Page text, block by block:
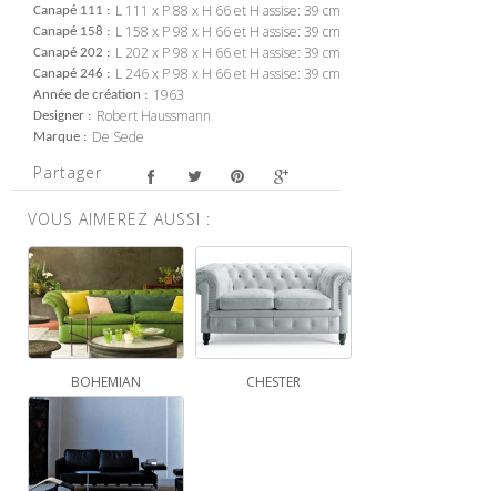
Canapé 111 L 111 x P 88 x H 66 et H assise: 39 cm
Canapé 158 L 158 x P 98 x H 66 et H assise: 39 cm
Canapé 202 L 202 x P 98 x H 66 et H assise: 39 cm
Canapé 246 L 246 x P 98 x H 66 et H assise: 39 cm
Année de création 1963
Designer Robert Haussmann
Marque De Sede
Partager
VOUS AIMEREZ AUSSI :
BOHEMIAN CHESTER